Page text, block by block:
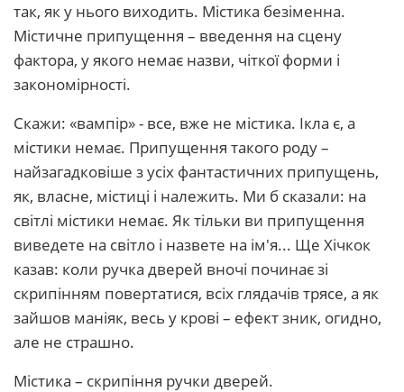
так, як у нього виходить. Містика безіменна.
Містичне припущення – введення на сцену
фактора, у якого немає назви, чіткої форми і
закономірності.
Скажи: «вампір» - все, вже не містика. Ікла є, а
містики немає. Припущення такого роду –
найзагадковіше з усіх фантастичних припущень,
як, власне, містиці і належить. Ми б сказали: на
світлі містики немає. Як тільки ви припущення
виведете на світло і назвете на ім'я... Ще Хічкок
казав: коли ручка дверей вночі починає зі
скрипінням повертатися, всіх глядачів трясе, а як
зайшов маніяк, весь у крові – ефект зник, огидно,
але не страшно.
Містика – скрипіння ручки дверей.